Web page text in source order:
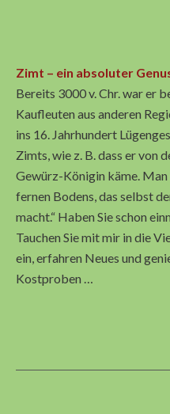
Zimt – ein absoluter
Bereits 3000 v. Chr. war er
Kaufleuten aus anderen
ins 16. Jahrhundert
Zimts, wie z. B. dass er von
Gewürz-Königin käme.
fernen Bodens, das selbst
macht.“ Haben Sie schon
Tauchen Sie mit mir in die
ein, erfahren Neues und
Kostproben …